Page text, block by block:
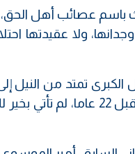
باسم عصائب أهل
ولا عقيدتها
تمتد من النيل
الأمريكية منذ دخولها